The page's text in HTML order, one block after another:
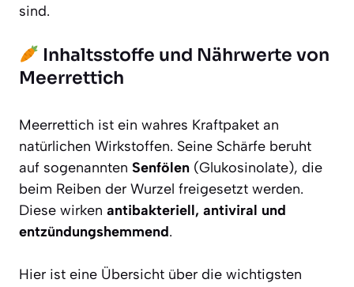
sind.
Inhaltsstoffe und Nährwerte von
Meerrettich
Meerrettich ist ein wahres Kraftpaket an
natürlichen Wirkstoffen. Seine Schärfe beruht
auf sogenannten Senfölen (Glukosinolate), die
beim Reiben der Wurzel freigesetzt werden.
Diese wirken antibakteriell, antiviral und
entzündungshemmend.
Hier ist eine Übersicht über die wichtigsten